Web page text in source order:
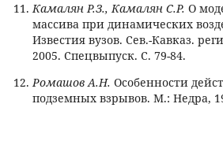
Камалян Р.З., Камалян С.Р. О
массива при динамических
Известия вузов. Сев.-Кавказ.
2005. Спецвыпуск. С. 79-84.
Ромашов А.Н. Особенности
подземных взрывов. М.: Недра,